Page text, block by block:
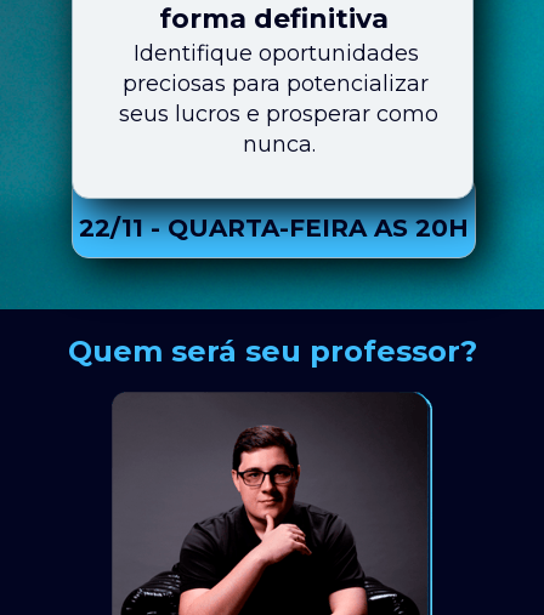
forma definitiva
Identifique oportunidades
preciosas para potencializar
seus lucros e prosperar como
nunca.
22/11 - QUARTA-FEIRA AS 20H
Quem será seu professor?